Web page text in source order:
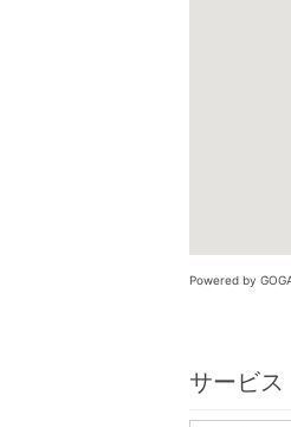
Powered by
サービス